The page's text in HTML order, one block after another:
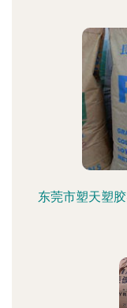
东莞市塑天塑